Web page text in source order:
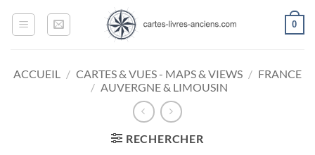
0
ACCUEIL / CARTES & VUES - MAPS & VIEWS / FRANCE
/ AUVERGNE & LIMOUSIN
RECHERCHER